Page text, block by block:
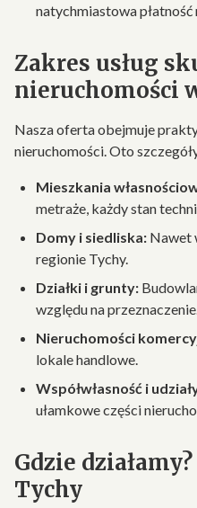
natychmiastowa
Zakres usług
nieruchomości
Nasza oferta obejmuje
nieruchomości. Oto
Mieszkania
metraże, każdy stan
Domy i siedliska: Nawet
regionie Tychy.
Działki i grunty:
względu na
Nieruchomości
lokale handlowe.
Współwłasność i
ułamkowe części
Gdzie
Tychy